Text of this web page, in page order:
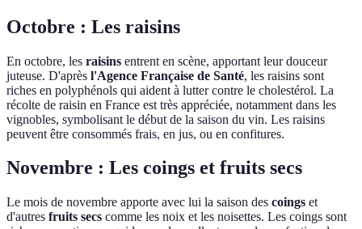
Octobre : Les raisins
En octobre, les raisins entrent en scène, apportant leur douceur
juteuse. D'après l'Agence Française de Santé, les raisins sont
riches en polyphénols qui aident à lutter contre le cholestérol. La
récolte de raisin en France est très appréciée, notamment dans les
vignobles, symbolisant le début de la saison du vin. Les raisins
peuvent être consommés frais, en jus, ou en confitures.
Novembre : Les coings et fruits secs
Le mois de novembre apporte avec lui la saison des coings et
d'autres fruits secs comme les noix et les noisettes. Les coings sont